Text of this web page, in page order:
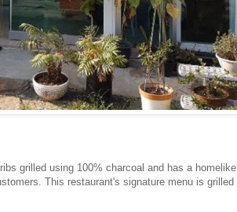
grilled using 100% charcoal and has a homelike
This restaurant's signature menu is grilled